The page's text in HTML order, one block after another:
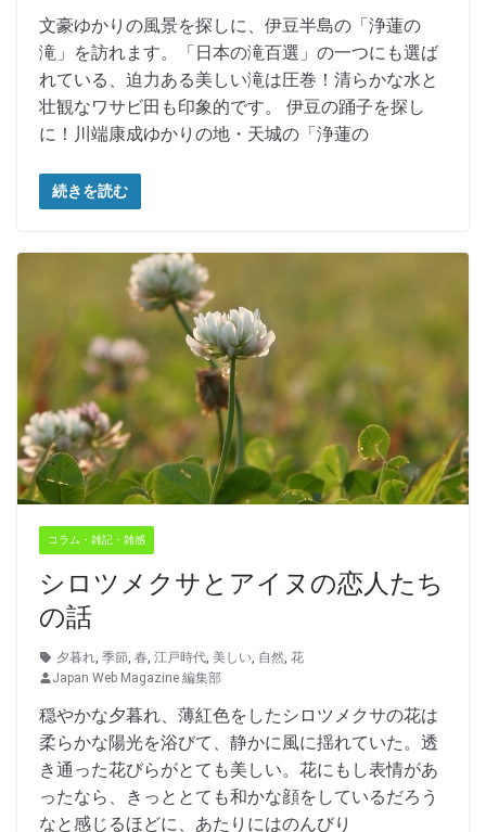
文豪ゆかりの風景を探しに、伊豆半島の「浄蓮の
滝」を訪れます。「日本の滝百選」の一つにも選ば
れている、迫力ある美しい滝は圧巻！清らかな水と
壮観なワサビ田も印象的です。 伊豆の踊子を探し
に！川端康成ゆかりの地・天城の「浄蓮の
続きを読む
コラム・雑記・雑感
シロツメクサとアイヌの恋人たち
の話
夕暮れ 季節 春 江戸時代 美しい 自然 花
Japan Web Magazine 編集部
穏やかな夕暮れ、薄紅色をしたシロツメクサの花は
柔らかな陽光を浴びて、静かに風に揺れていた。透
き通った花びらがとても美しい。花にもし表情があ
ったなら、きっととても和かな顔をしているだろう
なと感じるほどに、あたりにはのんびり